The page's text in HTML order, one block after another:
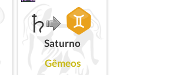
Saturno
Gêmeos